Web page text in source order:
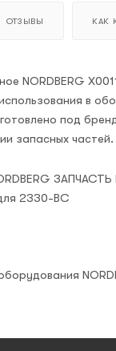
ОТЗЫВЫ КАК
NORDBERG
в
под
запасных частей.
2330-BC